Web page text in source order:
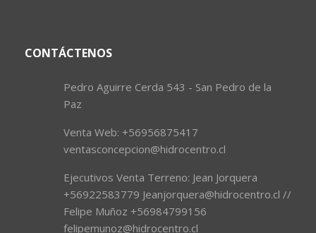
CONTÁCTENOS
Pedro Aguirre Cerda 543 - San Pedro de la
Paz
Venta Web: +56956875417
ventasconcepcion@hidrocentro.cl
Ejecutivos Venta Terreno: Jean Jorquera
+56922583779 Jeanjorquera@hidrocentro.cl //
Felipe Muñoz +56984799156
felipemunoz@hidrocentro.cl